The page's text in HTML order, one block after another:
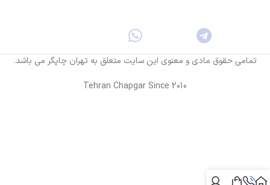
تمامی حقوق مادی و معنوی این سایت متعلق به تهران چاپگر می باشد.
Tehran Chapgar Since 2010